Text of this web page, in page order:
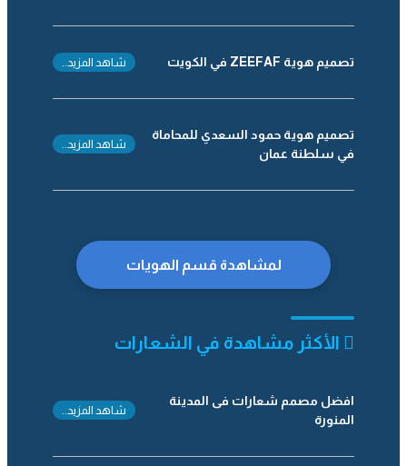
تصميم هوية ZEEFAF في الكويت شاهد المزيد..
تصميم هوية حمود السعدي للمحاماة
في سلطنة عمان
شاهد المزيد..
لمشاهدة قسم الهويات
الأكثر مشاهدة في الشعارات
افضل مصمم شعارات فى المدينة
المنورة
شاهد المزيد..